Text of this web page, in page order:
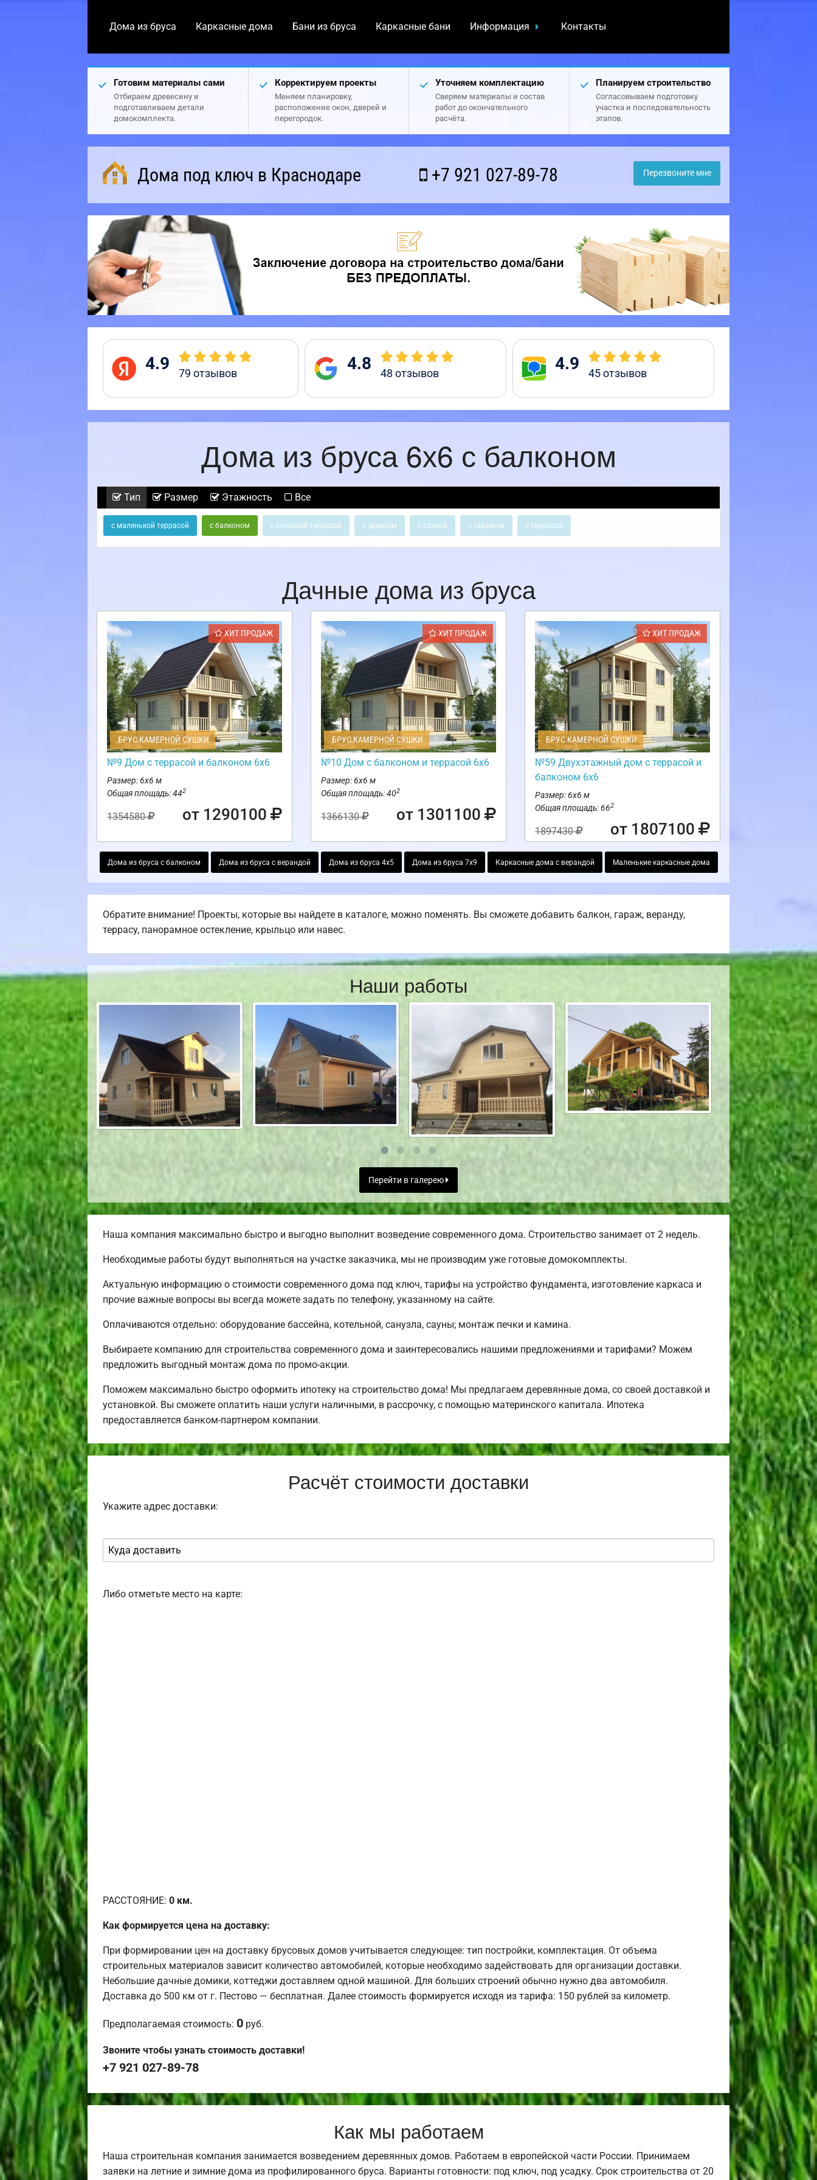
Дома из бруса Каркасные дома Бани из бруса Каркасные бани Информация Контакты
Готовим материалы сами
Отбираем древесину и
подготавливаем детали
домокомплекта.
Корректируем проекты
Меняем планировку,
расположение окон, дверей и
перегородок.
Уточняем комплектацию
Сверяем материалы и состав
работ до окончательного
расчёта.
Планируем строительство
Согласовываем подготовку
участка и последовательность
этапов.
Дома под ключ в Краснодаре +7 921 027-89-78 Перезвоните мне
4.9 79 отзывов 4.8 48 отзывов 4.9 45отзывов
Дома из бруса 6х6 с балконом
Тип Размер Этажность Все
с маленькой террасой с балконом с большой террасой с эркером с сауной с гаражом с террасой
Дачные дома из бруса
ХИТ ПРОДАЖ
БРУС КАМЕРНОЙ СУШКИ
№9 Дом с террасой и балконом 6х6
Размер: 6х6 м
Общая площадь: 442
1354580 от 1290100
ХИТ ПРОДАЖ
БРУС КАМЕРНОЙ СУШКИ
№10 Дом с балконом и террасой 6х6
Размер: 6х6 м
Общая площадь: 402
1366130 от 1301100
ХИТ ПРОДАЖ
БРУС КАМЕРНОЙ СУШКИ
№59 Двухэтажный дом с террасой и
балконом 6х6
Размер: 6х6 м
Общая площадь: 662
1897430 от 1807100
Дома из бруса с балконом Дома из бруса с верандой Дома из бруса 4х5 Дома из бруса 7х9 Каркасные дома с верандой Маленькие каркасные дома
Обратите внимание! Проекты, которые вы найдете в каталоге, можно поменять. Вы сможете добавить балкон, гараж, веранду,
террасу, панорамное остекление, крыльцо или навес.
Наши работы
Перейти в галерею
Наша компания максимально быстро и выгодно выполнит возведение современного дома. Строительство занимает от 2 недель.
Необходимые работы будут выполняться на участке заказчика, мы не производим уже готовые домокомплекты.
Актуальную информацию о стоимости современного дома под ключ, тарифы на устройство фундамента, изготовление каркаса и
прочие важные вопросы вы всегда можете задать по телефону, указанному на сайте.
Оплачиваются отдельно: оборудование бассейна, котельной, санузла, сауны; монтаж печки и камина.
Выбираете компанию для строительства современного дома и заинтересовались нашими предложениями и тарифами? Можем
предложить выгодный монтаж дома по промо-акции.
Поможем максимально быстро оформить ипотеку на строительство дома! Мы предлагаем деревянные дома, со своей доставкой и
установкой. Вы сможете оплатить наши услуги наличными, в рассрочку, с помощью материнского капитала. Ипотека
предоставляется банком-партнером компании.
Расчёт стоимости доставки
Укажите адрес доставки:
Либо отметьте место на карте:
РАССТОЯНИЕ: 0 км.
Как формируется цена на доставку:
При формировании цен на доставку брусовых домов учитывается следующее: тип постройки, комплектация. От объема
строительных материалов зависит количество автомобилей, которые необходимо задействовать для организации доставки.
Небольшие дачные домики, коттеджи доставляем одной машиной. Для больших строений обычно нужно два автомобиля.
Доставка до 500 км от г. Пестово — бесплатная. Далее стоимость формируется исходя из тарифа: 150 рублей за километр.
Предполагаемая стоимость: 0 руб.
Звоните чтобы узнать стоимость доставки!
+7 921 027-89-78
Как мы работаем
Наша строительная компания занимается возведением деревянных домов. Работаем в европейской части России. Принимаем
заявки на летние и зимние дома из профилированного бруса. Варианты готовности: под ключ, под усадку. Срок строительства от 20